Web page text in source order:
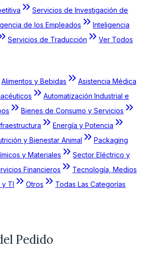
Servicios de Investigación de
de los Empleados
Inteligencia
Servicios de Traducción
Ver Todos
Alimentos y Bebidas
Asistencia Médica
Automatización Industrial e
Bienes de Consumo y Servicios
Energía y Potencia
y Bienestar Animal
Packaging
y Materiales
Sector Eléctrico y
Financieros
Tecnología, Medios
y TI
Otros
Todas Las Categorías
Pedido